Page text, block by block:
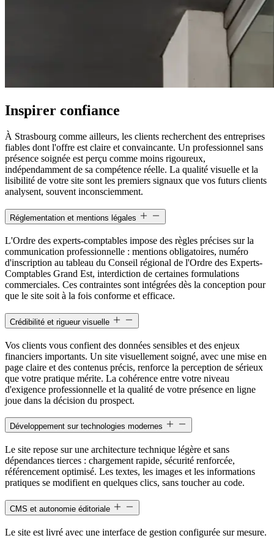
Inspirer confiance
À Strasbourg comme ailleurs, les clients recherchent des entreprises
fiables dont l'offre est claire et convaincante. Un professionnel sans
présence soignée est perçu comme moins rigoureux,
indépendamment de sa compétence réelle. La qualité visuelle et la
lisibilité de votre site sont les premiers signaux que vos futurs clients
analysent, souvent inconsciemment.
Réglementation et mentions légales
L'Ordre des experts-comptables impose des règles précises sur la
communication professionnelle : mentions obligatoires, numéro
d'inscription au tableau du Conseil régional de l'Ordre des Experts-
Comptables Grand Est, interdiction de certaines formulations
commerciales. Ces contraintes sont intégrées dès la conception pour
que le site soit à la fois conforme et efficace.
Crédibilité et rigueur visuelle
Vos clients vous confient des données sensibles et des enjeux
financiers importants. Un site visuellement soigné, avec une mise en
page claire et des contenus précis, renforce la perception de sérieux
que votre pratique mérite. La cohérence entre votre niveau
d'exigence professionnelle et la qualité de votre présence en ligne
joue dans la décision du prospect.
Développement sur technologies modernes
Le site repose sur une architecture technique légère et sans
dépendances tierces : chargement rapide, sécurité renforcée,
référencement optimisé. Les textes, les images et les informations
pratiques se modifient en quelques clics, sans toucher au code.
CMS et autonomie éditoriale
Le site est livré avec une interface de gestion configurée sur mesure.